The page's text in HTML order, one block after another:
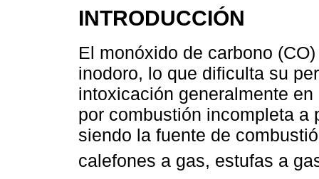
INTRODUCCIÓN
El monóxido de carbono
inodoro, lo que dificulta su
intoxicación generalmente
por combustión incompleta a
siendo la fuente de
calefones a gas, estufas a